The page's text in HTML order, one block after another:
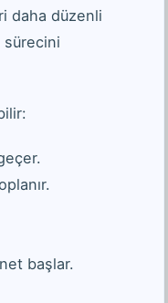
daha düzenli
sürecini
başlar.